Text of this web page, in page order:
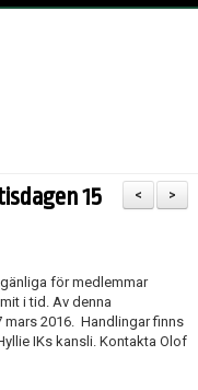
>
<
15
för medlemmar
i tid. Av denna
2016. Handlingar finns
IKs kansli. Kontakta Olof